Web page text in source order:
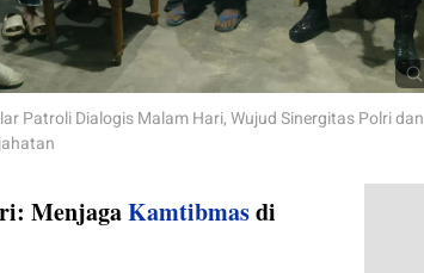
Patroli Dialogis Malam Hari, Wujud Sinergitas Polri dan
MenjagaKamtibmasdi